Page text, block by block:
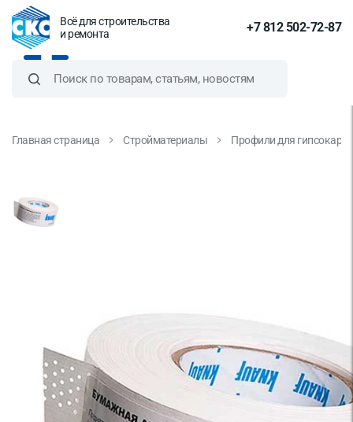
Всё для строительства
и ремонта
+7 812 502-72-87
Главная страница Стройматериалы Профили для
перфорированная Knauf для
швов гипсокартона 52 мм 150 м